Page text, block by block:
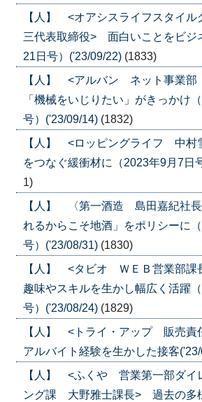
【人】 <オアシスライフスタイ
三代表取締役> 面白いことをビジ
21日号）('23/09/22) (1833)
【人】 <アルバン ネット事業
「機械をいじりたい」がきっかけ
号）('23/09/14) (1832)
【人】 <ロッピングライフ 中村
をつなぐ緩衝材に（2023年9月7日
1)
【人】 〈第一酒造 島田嘉紀社長
れるからこそ地酒」をポリシーに
号）('23/08/31) (1830)
【人】 <タビオ ＷＥＢ営業部
趣味やスキルを生かし幅広く活躍
号）('23/08/24) (1829)
【人】 <トライ・アップ 販売
アルバイト経験を生かした接客
【人】 <ふくや 営業第一部ダイ
ング課 大野雅士課長> 過去の多